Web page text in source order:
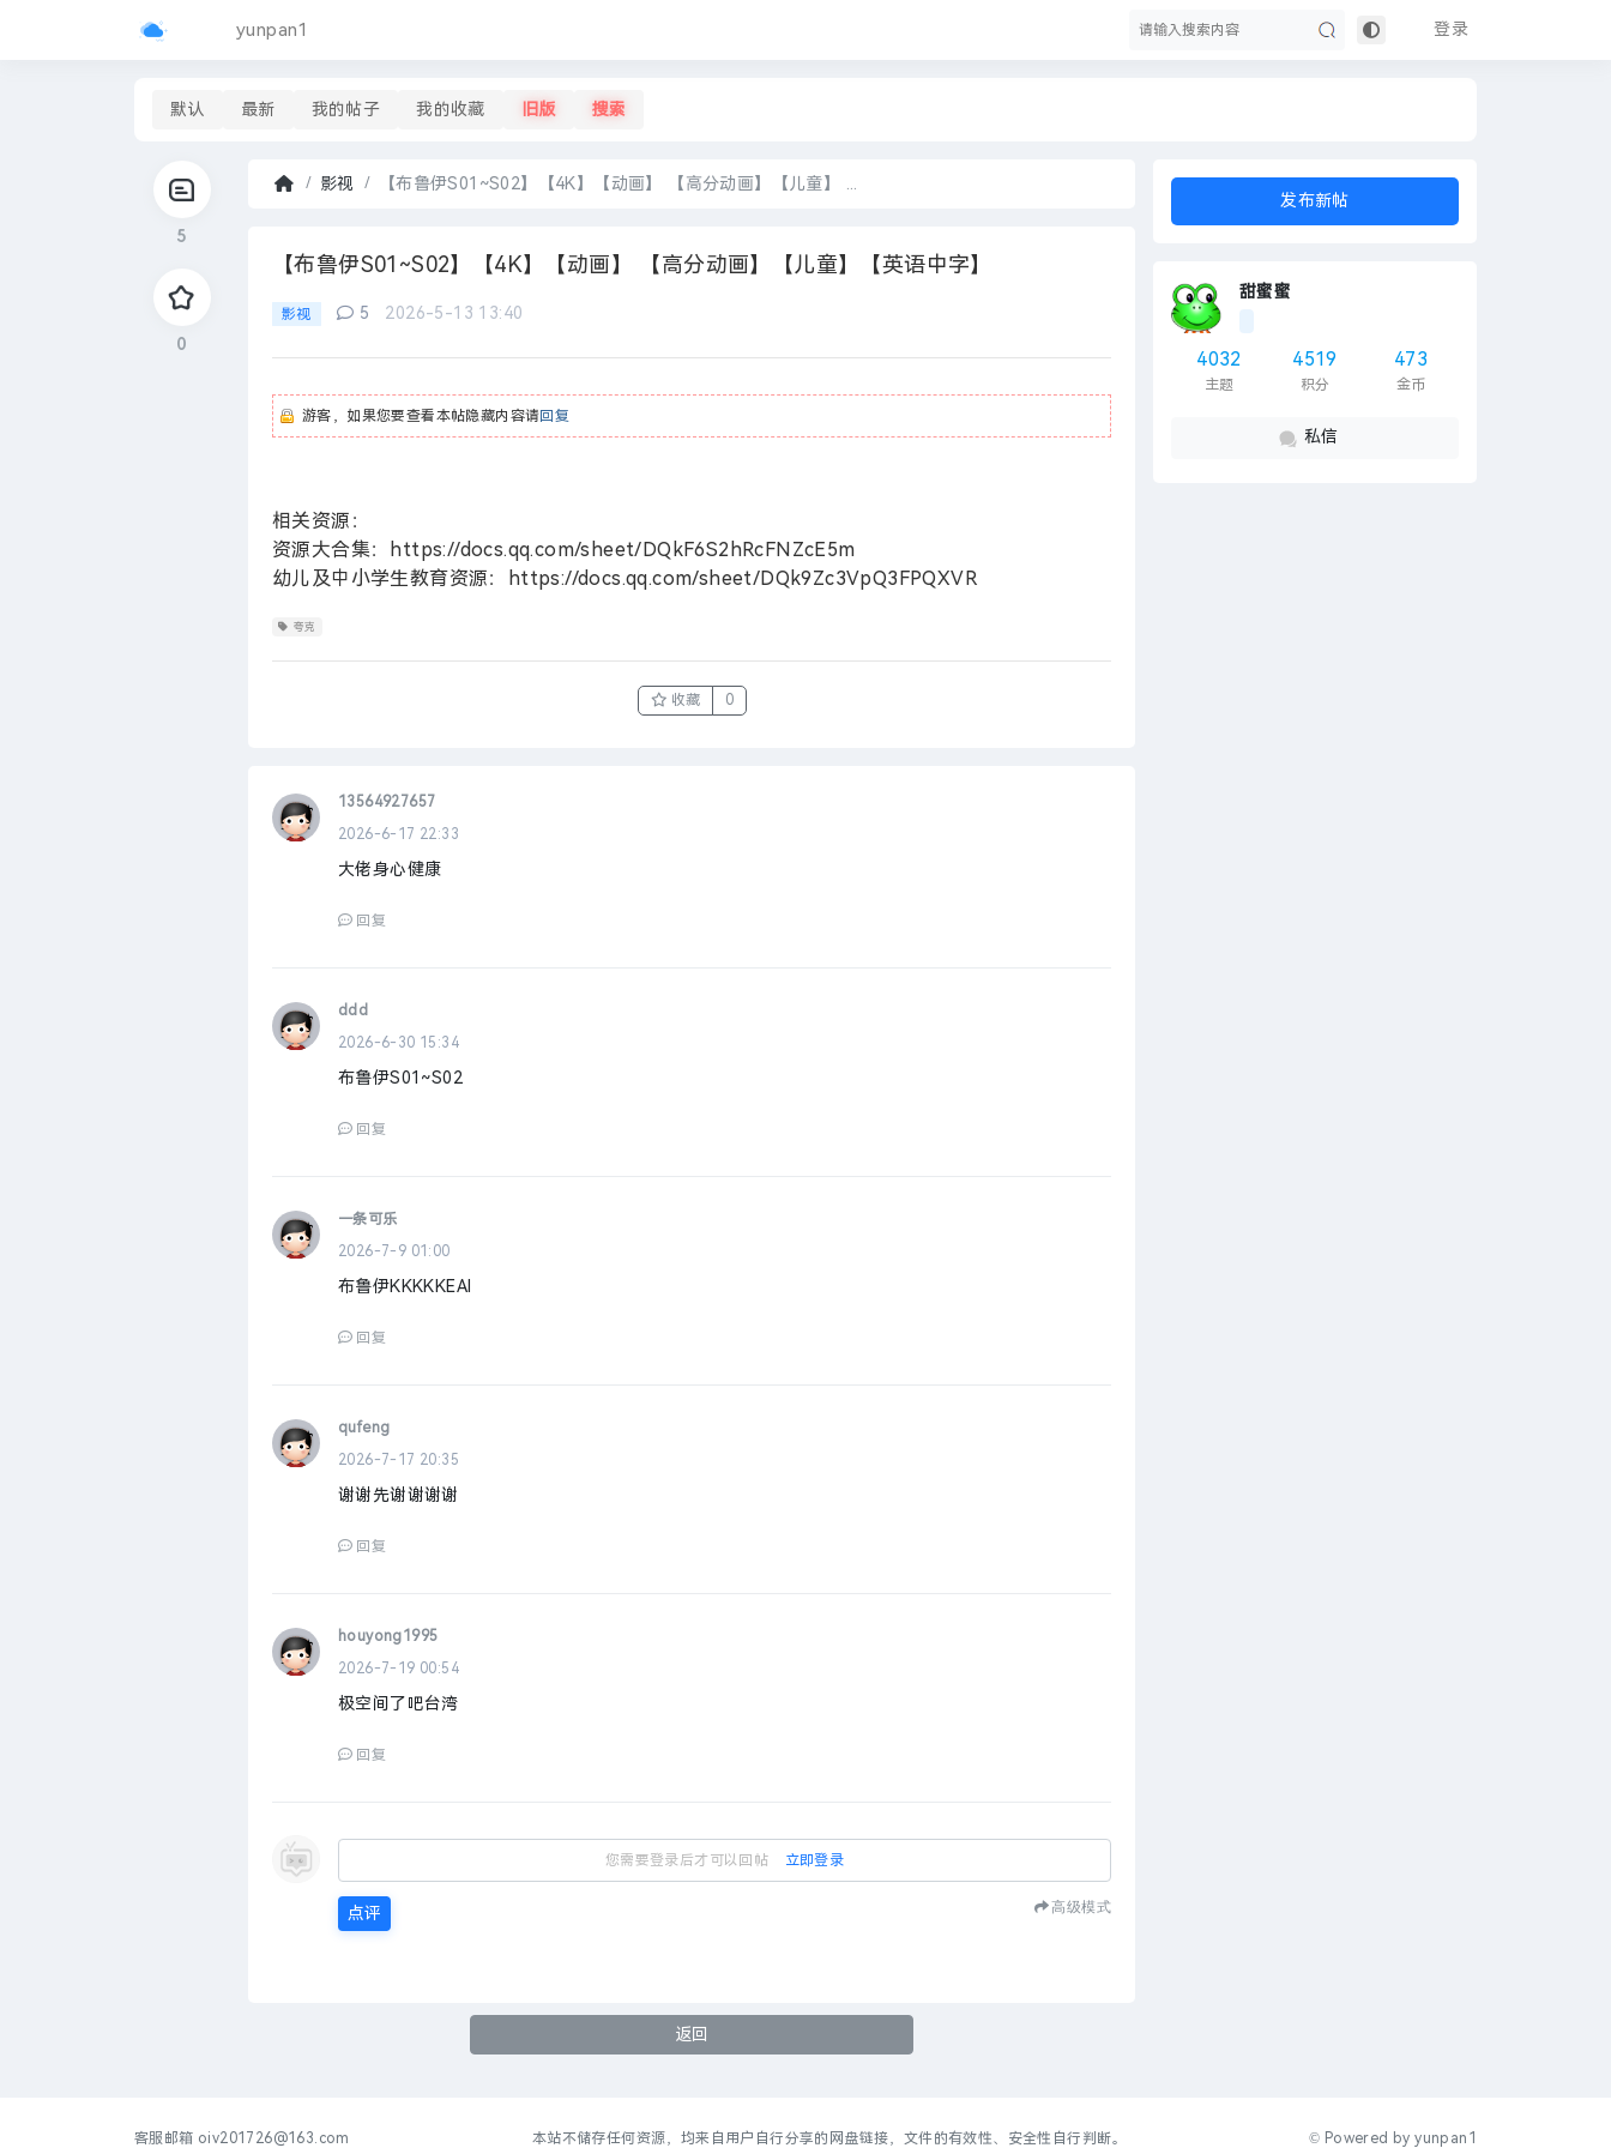
登录
yunpan1
默认 最新 我的帖子 我的收藏 旧版 搜索
5
0
页
影视
›
【布鲁伊S01~S02】【4K】【动画】 【高分动画】【儿童】 ...
【布鲁伊S01~S02】【4K】【动画】 【高分动画】【儿童】【英语中字】
发布新帖
甜蜜蜜
4032
主题
4519
积分
473
金币
私信
影视 5 2026-5-13 13:40
游客，如果您要查看本帖隐藏内容请回复
相关资源：
资源大合集：https://docs.qq.com/sheet/DQkF6S2hRcFNZcE5m
幼儿及中小学生教育资源：https://docs.qq.com/sheet/DQk9Zc3VpQ3FPQXVR
夸克
收藏 0
13564927657
2026-6-17 22:33
大佬身心健康
回复
ddd
2026-6-30 15:34
布鲁伊S01~S02
回复
一条可乐
2026-7-9 01:00
布鲁伊KKKKKEAI
回复
qufeng
2026-7-17 20:35
谢谢先谢谢谢谢
回复
houyong1995
2026-7-19 00:54
极空间了吧台湾
回复
您需要登录后才可以回帖 立即登录
点评 高级模式
返回
客服邮箱 oiv201726@163.com © Powered byyunpan1
本站不储存任何资源，均来自用户自行分享的网盘链接，文件的有效性、安全性自行判断。